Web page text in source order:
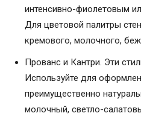
интенсивно-фиолетовым
Для цветовой палитры
кремового, молочного,
Прованс и Кантри. Эти
Используйте для
преимущественно
молочный, светло-